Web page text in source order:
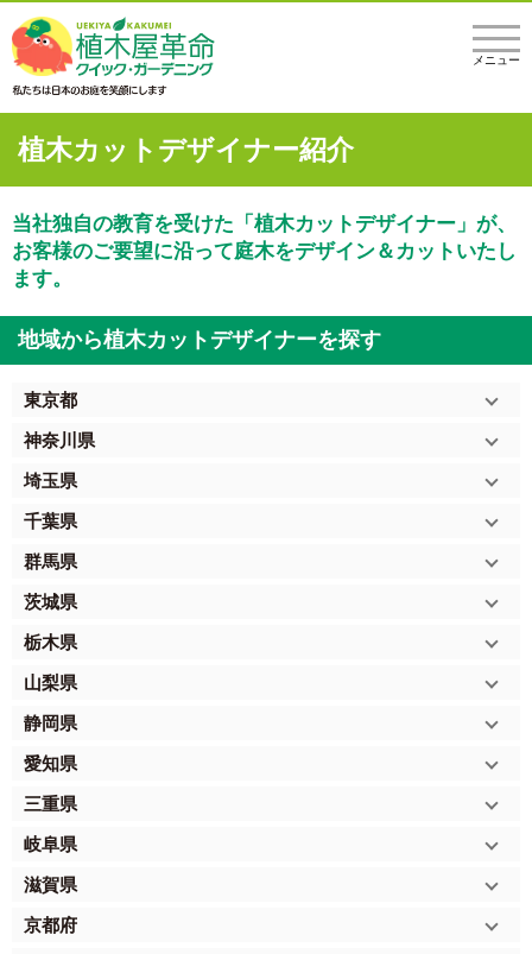
メニュー
植木カットデザイナー紹介
当社独自の教育を受けた「植木カットデザイナー」が、
お客様のご要望に沿って庭木をデザイン＆カットいたし
ます。
地域から植木カットデザイナーを探す
東京都
神奈川県
埼玉県
千葉県
群馬県
茨城県
栃木県
山梨県
静岡県
愛知県
三重県
岐阜県
滋賀県
京都府